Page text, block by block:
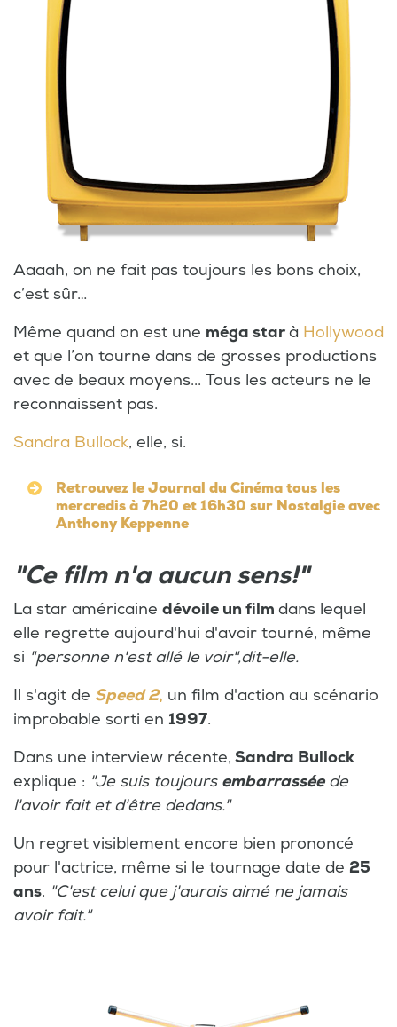
Aaaah, on ne fait pas toujours les bons choix,
c’est sûr…
Même quand on est une méga starà Hollywood
et que l’on tourne dans de grosses productions
avec de beaux moyens... Tous les acteurs ne le
reconnaissent pas.
Sandra Bullock, elle, si.
Retrouvez le Journal du Cinéma tous les
mercredis à 7h20 et 16h30 sur Nostalgie avec
Anthony Keppenne
"Ce film n'a aucun sens!"
La star américaine dévoile un film dans lequel
elle regrette aujourd'hui d'avoir tourné, même
si "personne n'est allé le voir",dit-elle.
Il s'agit de Speed 2, un film d'action au scénario
improbable sorti en 1997.
Dans une interview récente, Sandra Bullock
explique : "Je suis toujours embarrasséede
l'avoir fait et d'être dedans."
Un regret visiblement encore bien prononcé
pour l'actrice, même si le tournage date de 25
ans. "C'est celui que j'aurais aimé ne jamais
avoir fait."